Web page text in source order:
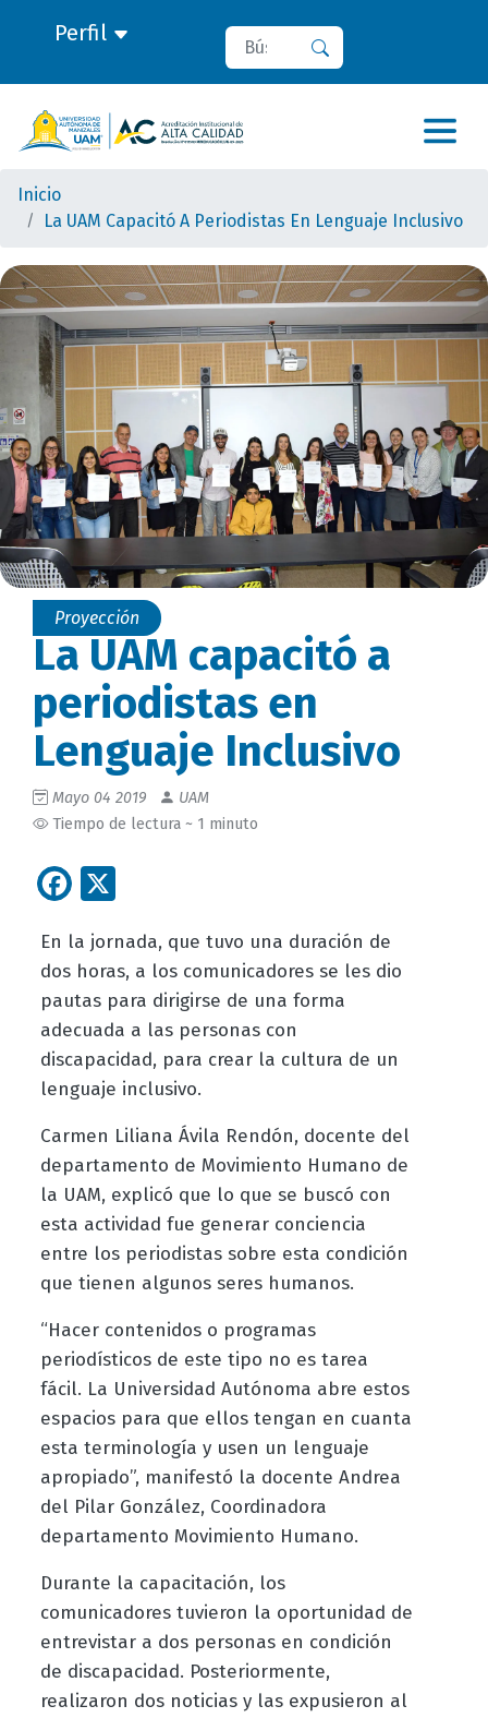
Perfil Buscar
Inicio
La UAM Capacitó A Periodistas En Lenguaje Inclusivo
Proyección
La UAM capacitó a
periodistas en
Lenguaje Inclusivo
Mayo 04 2019
UAM
Tiempo de lectura ~ 1 minuto
Facebook
En la jornada, que tuvo una duración de
dos horas, a los comunicadores se les dio
pautas para dirigirse de una forma
adecuada a las personas con
discapacidad, para crear la cultura de un
lenguaje inclusivo.
Carmen Liliana Ávila Rendón, docente del
departamento de Movimiento Humano de
la UAM, explicó que lo que se buscó con
esta actividad fue generar conciencia
entre los periodistas sobre esta condición
que tienen algunos seres humanos.
“Hacer contenidos o programas
periodísticos de este tipo no es tarea
fácil. La Universidad Autónoma abre estos
espacios para que ellos tengan en cuanta
esta terminología y usen un lenguaje
apropiado”, manifestó la docente Andrea
del Pilar González, Coordinadora
departamento Movimiento Humano.
Durante la capacitación, los
comunicadores tuvieron la oportunidad de
entrevistar a dos personas en condición
de discapacidad. Posteriormente,
realizaron dos noticias y las expusieron al